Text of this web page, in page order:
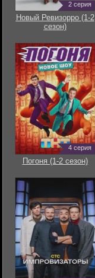
2 серия
Новый Ревизорро (1-2
сезон)
4 серия
Погоня (1-2 сезон)